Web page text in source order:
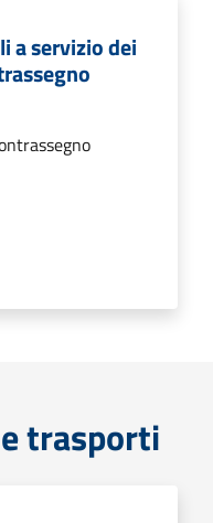
a servizio dei
trasporti